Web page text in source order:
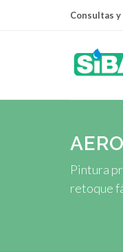
Consultas
Pintura
retoque